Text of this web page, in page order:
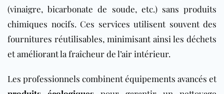
(vinaigre, bicarbonate de soude, etc.) sans produits
chimiques nocifs. Ces services utilisent souvent des
fournitures réutilisables, minimisant ainsi les déchets
et améliorant la fraîcheur de l’air intérieur.
Les professionnels combinent équipements avancés et